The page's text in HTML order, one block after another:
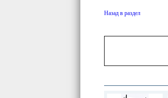
Назад в раздел